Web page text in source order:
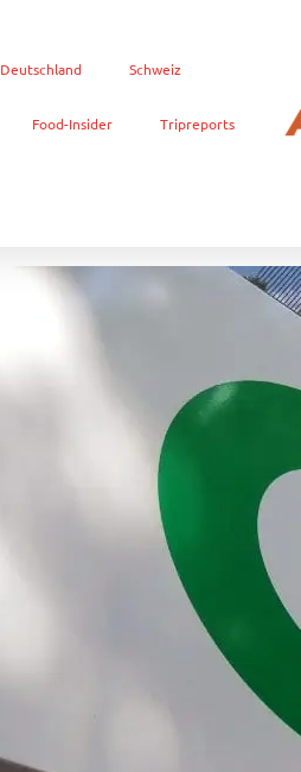
Deutschland Schweiz
Food-Insider Tripreports